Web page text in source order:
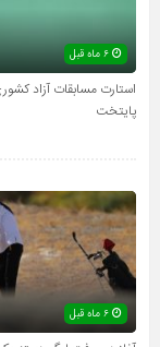
۶ ماه قبل
استارت مسابقات آزاد
پایتخت
۶ ماه قبل